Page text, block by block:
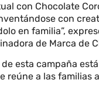
con Chocolate
con
en familia”,
de Marca de
esta campaña
reúne a las familias